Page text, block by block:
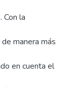
Con la
manera más
en cuenta el